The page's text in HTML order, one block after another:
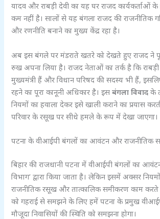
यादव और राबड़ी देवी का यह घर राजद कार्यकर्ताओं
कम नहीं है। सालों से यह बंगला राजद की राजनीतिक
और रणनीति बनाने का मुख्य केंद्र रहा है।
अब इस बंगले पर मंडराते खतरे को देखते हुए राजद ने
रुख अपना लिया है। राजद नेताओं का तर्क है कि राबड़ी
मुख्यमंत्री हैं और विधान परिषद की सदस्य भी हैं,
रहने का पूरा कानूनी अधिकार है। इसबंगला विवाद के
नियमों का हवाला देकर इसे खाली कराने का प्रयास
परिवार के रसूख पर सीधे हमले के रूप में देखा जाएगा।
पटना के वीआईपी बंगलों का आवंटन और राजनीतिक
बिहार की राजधानी पटना में वीआईपी बंगलों का
विभाग’ द्वारा किया जाता है। लेकिन इसमें अक्सर
राजनीतिक रसूख और तात्कालिक समीकरण काम
को गहराई से समझने के लिए हमें पटना के प्रमुख
मौजूदा निवासियों की स्थिति को समझना होगा।